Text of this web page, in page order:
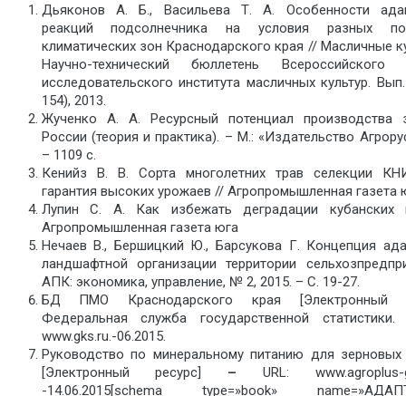
Дьяконов А. Б., Васильева Т. А. Особенности
реакций подсолнечника на условия разных
климатических зон Краснодарского края // Масличные
Научно-технический бюллетень Всероссийского
исследовательского института масличных культур.
154), 2013.
Жученко А. А. Ресурсный потенциал производства
России (теория и практика). – М.: «Издательство
– 1109 с.
Кенийз В. В. Сорта многолетних трав селекции
гарантия высоких урожаев // Агропромышленная газета
Лупин С. А. Как избежать деградации
Агропромышленная газета юга
Нечаев В., Бершицкий Ю., Барсукова Г. Концепция
ландшафтной организации территории
АПК: экономика, управление, № 2, 2015. – С. 19-27.
БД ПМО Краснодарского края [Электронный
Федеральная служба государственной
www.gks.ru.-06.2015.
Руководство по минеральному питанию для зерновых
[Электронный ресурс]
–URL: www.agroplus-
-14.06.2015[schema type=»book»